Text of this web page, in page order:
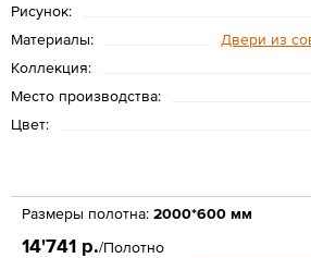
Рисунок:
Материалы:
Двери из
Коллекция:
Место производства:
Цвет:
Размеры полотна: 2000*600 мм
14'741 р./Полотно